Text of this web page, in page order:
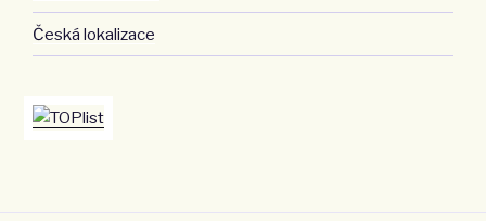
Česká lokalizace